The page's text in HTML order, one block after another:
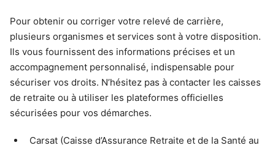
Pour obtenir ou corriger votre relevé de carrière,
plusieurs organismes et services sont à votre disposition.
Ils vous fournissent des informations précises et un
accompagnement personnalisé, indispensable pour
sécuriser vos droits. N’hésitez pas à contacter les caisses
de retraite ou à utiliser les plateformes officielles
sécurisées pour vos démarches.
Carsat (Caisse d’Assurance Retraite et de la Santé au